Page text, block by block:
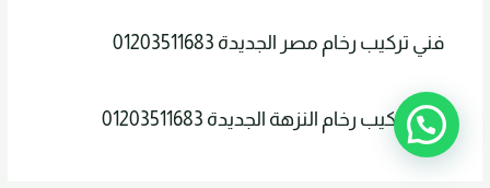
فني تركيب رخام مصر الجديدة 01203511683
فني تركيب رخام النزهة الجديدة 01203511683